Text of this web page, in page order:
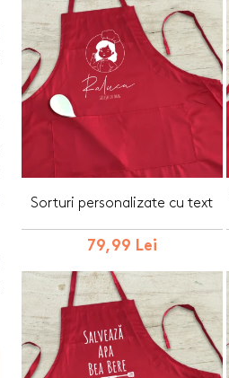
Sorturi personalizate cu text
79,99 Lei